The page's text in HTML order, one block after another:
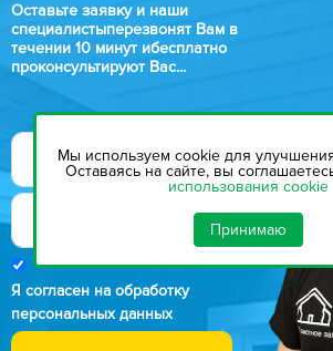
Оставьте заявку и наши
специалистыперезвонят Вам в
течении 10 минут ибесплатно
проконсультируют Вас...
Я согласен на обработку
персональных данных
Мы используем cookie для
Оставаясь на сайте, вы
использования cookie
Принимаю